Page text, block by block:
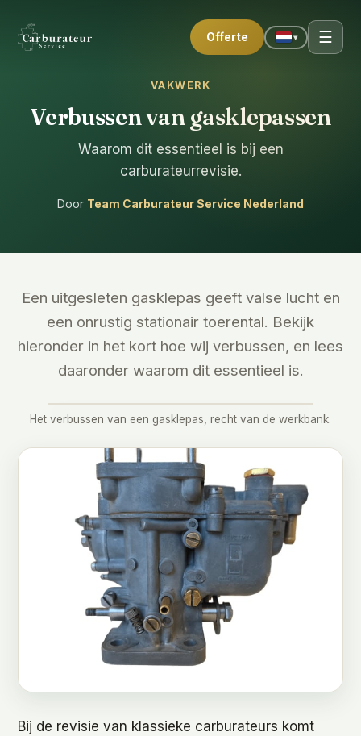
Offerte ▾ ☰
VAKWERK
Verbussen van gasklepassen
Waarom dit essentieel is bij een
carburateurrevisie.
Door Team Carburateur Service Nederland
Een uitgesleten gasklepas geeft valse lucht en
een onrustig stationair toerental. Bekijk
hieronder in het kort hoe wij verbussen, en lees
daaronder waarom dit essentieel is.
Het verbussen van een gasklepas, recht van de werkbank.
Bij de revisie van klassieke carburateurs komt